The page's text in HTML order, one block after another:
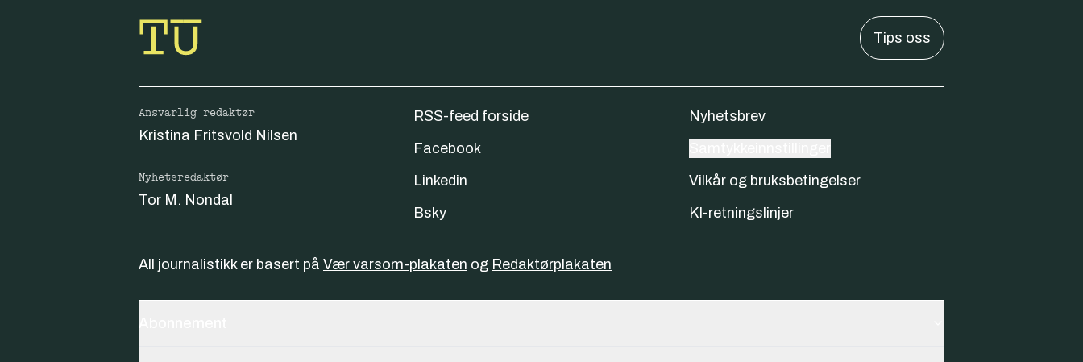
Tips oss
Ansvarlig redaktør
Kristina Fritsvold Nilsen
Nyhetsredaktør
Tor M. Nondal
RSS-feed forside
Facebook
Linkedin
Bsky
Nyhetsbrev
Vilkår og bruksbetingelser
KI-retningslinjer
All journalistikk er basert på Vær varsom-plakaten og Redaktørplakaten